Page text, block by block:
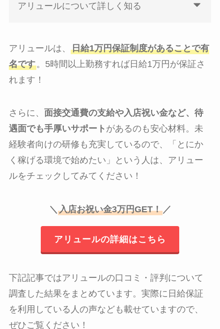
アリュールについて詳しく知る
アリュールは、 日給1万円保証制度があることで有
名です。5時間以上勤務すれば日給1万円が保証さ
れます！
さらに、 面接交通費の支給や入店祝い金など、待
遇面でも手厚いサポート があるのも安心材料。未
経験者向けの研修も充実しているので、「とにか
く稼げる環境で始めたい」という人は、アリュー
ルをチェックしてみてください！
＼ 入店お祝い金3万円GET！／
アリュールの詳細はこちら
下記記事ではアリュールの口コミ・評判について
調査した結果をまとめています。実際に日給保証
を利用している人の声なども載せていますので、
ぜひご覧ください！